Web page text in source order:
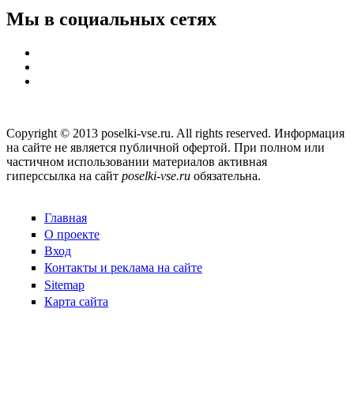
Мы в социальных сетях
Copyright © 2013 poselki-vse.ru. All rights reserved. Информация
на сайте не является публичной офертой. При полном или
частичном использовании материалов активная
гиперссылка на сайт poselki-vse.ru​ обязательна.
Главная
О проекте
Вход
Контакты и реклама на сайте
Sitemap
Карта сайта